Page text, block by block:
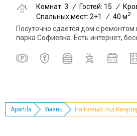
Комнат: 3
/ Гостей: 15 /
Спальных мест: 2+1
/ 40 м2
Посуточно сдается дом с
парка Софиевка. Есть интернет,
Apartila Умань На Новый год